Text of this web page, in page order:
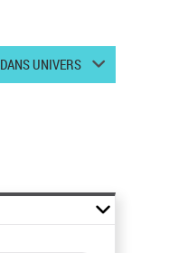
DANS UNIVERS